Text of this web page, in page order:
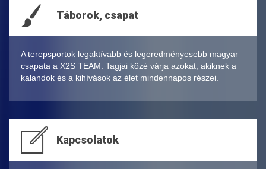
Táborok, csapat
A terepsportok legaktívabb és legeredményesebb magyar
csapata a X2S TEAM. Tagjai közé várja azokat, akiknek a
kalandok és a kihívások az élet mindennapos részei.
Kapcsolatok